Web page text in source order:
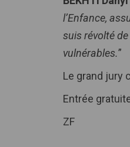
l’Enfance,
suis révolté
vulnérables.”
Le grand jury
Entrée
ZF